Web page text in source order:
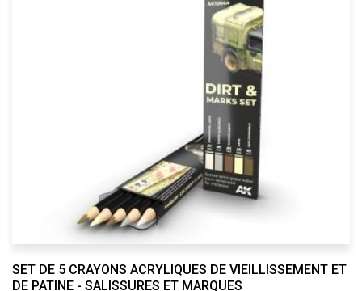
SET DE 5 CRAYONS ACRYLIQUES DE VIEILLISSEMENT ET
DE PATINE - SALISSURES ET MARQUES